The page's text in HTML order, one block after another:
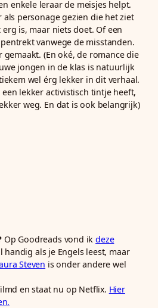
enkele leraar de meisjes helpt.
personage gezien die het ziet
is, maar niets doet. Of een
vanwege de misstanden.
(En oké, de romance die
jongen in de klas is natuurlijk
wel érg lekker in dit verhaal.
lekker activistisch tintje heeft,
weg. En dat is ook belangrijk)
Op Goodreads vond ikdeze
handig als je Engels leest, maar
Steven is onder andere wel
en staat nu op Netflix. Hier